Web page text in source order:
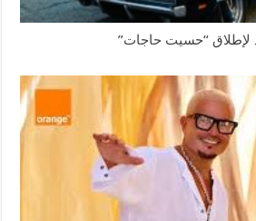
لإطلاق “حسيت حاجات”